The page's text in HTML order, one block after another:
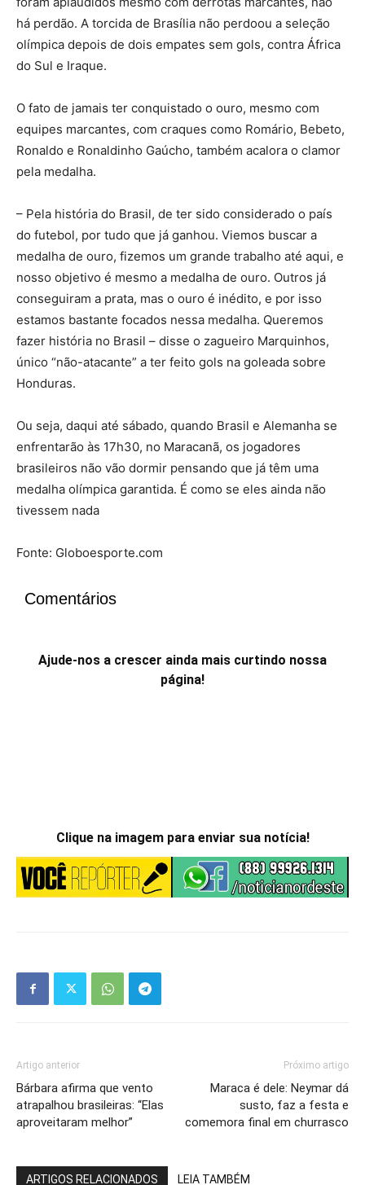
há perdão. A torcida de Brasília não perdoou a seleção
olímpica depois de dois empates sem gols, contra África
do Sul e Iraque.
O fato de jamais ter conquistado o ouro, mesmo com
equipes marcantes, com craques como Romário, Bebeto,
Ronaldo e Ronaldinho Gaúcho, também acalora o clamor
pela medalha.
– Pela história do Brasil, de ter sido considerado o país
do futebol, por tudo que já ganhou. Viemos buscar a
medalha de ouro, fizemos um grande trabalho até aqui, e
nosso objetivo é mesmo a medalha de ouro. Outros já
conseguiram a prata, mas o ouro é inédito, e por isso
estamos bastante focados nessa medalha. Queremos
fazer história no Brasil – disse o zagueiro Marquinhos,
único “não-atacante” a ter feito gols na goleada sobre
Honduras.
Ou seja, daqui até sábado, quando Brasil e Alemanha se
enfrentarão às 17h30, no Maracanã, os jogadores
brasileiros não vão dormir pensando que já têm uma
medalha olímpica garantida. É como se eles ainda não
tivessem nada
Fonte: Globoesporte.com
Comentários
Ajude-nos a crescer ainda mais curtindo nossa
página!
Clique na imagem para enviar sua notícia!
Artigo anterior
Bárbara afirma que vento
atrapalhou brasileiras: “Elas
aproveitaram melhor”
Próximo artigo
Maraca é dele: Neymar dá
susto, faz a festa e
comemora final em churrasco
ARTIGOS RELACIONADOS LEIA TAMBÉM